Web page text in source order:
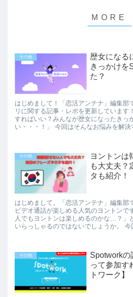
その他
歴女になる
きっかけを
た？
はじめまして！「恋活アンテナ」編集部
リに関する記事・レポを更新しています
すればいい？みんなが歴女になったきっ
い・・・！」 今回はそんなお悩みを解
その他
ヨントンは
も大丈夫？
タも紹介！
はじめまして。「恋活アンテナ」編集部
ビデオ通話が楽しめる人気のヨントンで
人でもヨントンは楽しめるのかな…？」
いらっしゃるのではないでしょうか。 今
その他
Spotworkの
って参加す
トワーク】